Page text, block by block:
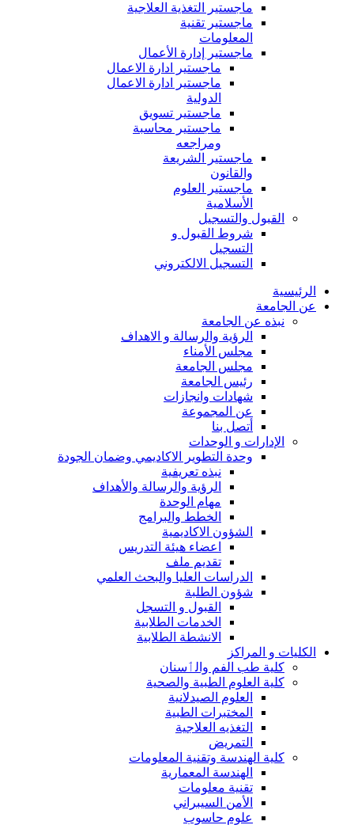
ماجستير التغذية العلاجية
ماجستير تقنية
المعلومات
ماجستير إدارة الأعمال
ماجستير ادارة الاعمال
ماجستير ادارة الاعمال
الدولية
ماجستير تسويق
ماجستير محاسبة
ومراجعه
ماجستير الشريعة
والقانون
ماجستير العلوم
الأسلامية
القبول والتسجيل
شروط القبول و
التسجيل
التسجيل الالكتروني
الرئيسية
عن الجامعة
نبذه عن الجامعة
الرؤية والرسالة و الاهداف
مجلس الأمناء
مجلس الجامعة
رئيس الجامعة
شهادات وانجازات
عن المجموعة
أتصل بنا
الإدارات و الوحدات
وحدة التطوير الاكاديمي وضمان الجودة
نبذه تعريفية
الرؤية والرسالة والأهداف
مهام الوحدة
الخطط والبرامج
الشؤون الاكاديمية
اعضاء هيئة التدريس
تقديم ملف
الدراسات العليا والبحث العلمي
شؤون الطلبة
القبول و التسجل
الخدمات الطلابية
الانشطة الطلابية
الكليات و المراكز
كلية طب الفم والٲسنان
كلية العلوم الطبية والصحية
العلوم الصيدلانية
المختبرات الطبية
التغذيه العلاجية
التمريض
كلية الهندسة وتقنية المعلومات
الهندسة المعمارية
تقنية معلومات
الأمن السيبراني
علوم حاسوب